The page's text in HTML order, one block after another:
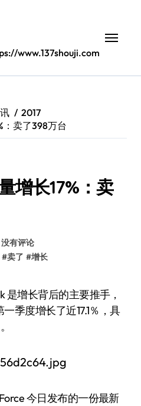
www.137shouji.com
2017
：卖了398万台
增长17%：卖
没有评论
#卖了 #增长
季度增长了近17.1％，具
今日发布的一份最新